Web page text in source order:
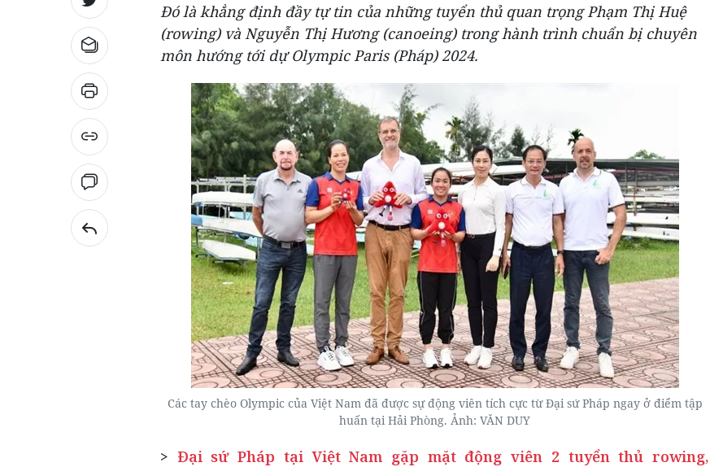
Đó là khẳng định đầy tự tin của những tuyển thủ quan trọng Phạm Thị Huệ
(rowing) và Nguyễn Thị Hương (canoeing) trong hành trình chuẩn bị chuyên
môn hướng tới dự Olympic Paris (Pháp) 2024.
Các tay chèo Olympic của Việt Nam đã được sự động viên tích cực từ Đại sứ Pháp ngay ở điểm tập
huấn tại Hải Phòng. Ảnh: VĂN DUY
> Đại sứ Pháp tại Việt Nam gặp mặt động viên 2 tuyển thủ rowing,